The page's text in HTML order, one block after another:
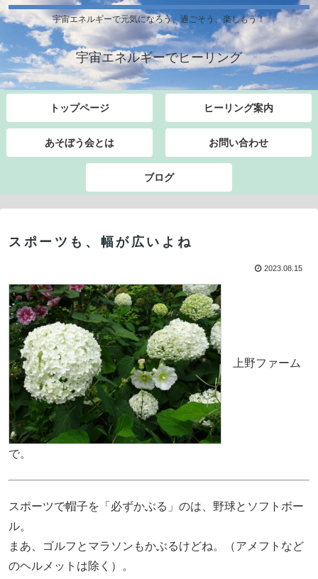
宇宙エネルギーで元気になろう、過ごそう、楽しもう！
宇宙エネルギーでヒーリング
トップページ ヒーリング案内
あそぼう会とは お問い合わせ
ブログ
スポーツも、幅が広いよね
2023.08.15
上野ファーム
で。
スポーツで帽子を「必ずかぶる」のは、野球とソフトボー
ル。
まあ、ゴルフとマラソンもかぶるけどね。（アメフトなど
のヘルメットは除く）。